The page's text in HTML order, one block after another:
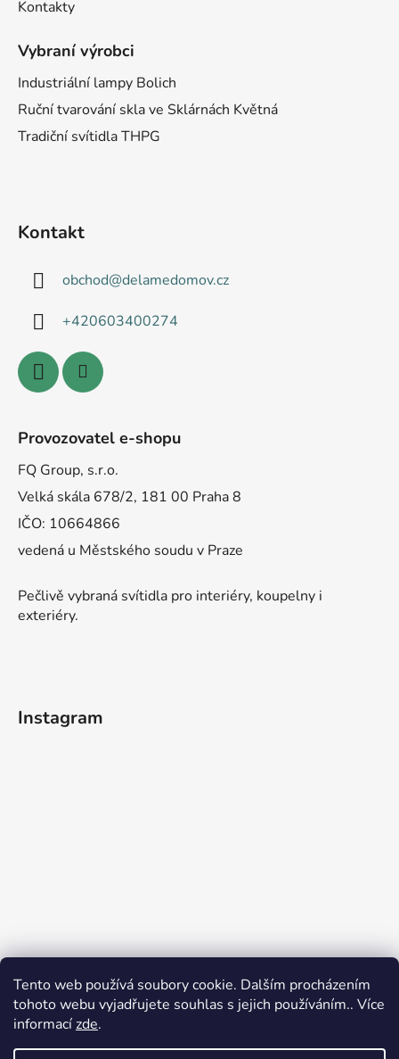
Tento web používá soubory cookie. Dalším procházením
tohoto webu vyjadřujete souhlas s jejich používáním.. Více
informacízde.
Kontakty
Vybraní výrobci
Industriální lampy Bolich
Ruční tvarování skla ve Sklárnách Květná
Tradiční svítidla THPG
Kontakt
obchod@delamedomov.cz
+420603400274
Provozovatel e-shopu
FQ Group, s.r.o.
Velká skála 678/2, 181 00 Praha 8
IČO: 10664866
vedená u Městského soudu v Praze
Pečlivě vybraná svítidla pro interiéry, koupelny i
exteriéry.
Instagram